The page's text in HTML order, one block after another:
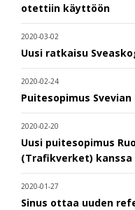
otettiin käyttöön
2020-03-02
Uusi ratkaisu
2020-02-24
Puitesopimus Svevian
2020-02-20
Uusi puitesopimus
(Trafikverket) kanssa
2020-01-27
Sinus ottaa uuden